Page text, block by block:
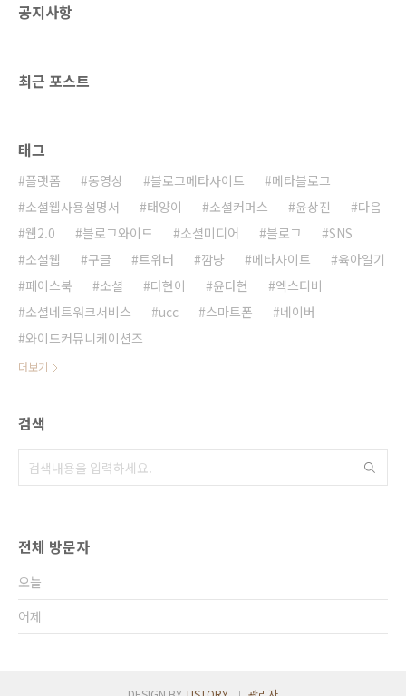
의 메인 화면 변화! 일시적인 것일까? 아니면 다
공지사항
최근 포스트
태그
플랫폼 동영상 블로그메타사이트
메타블로그
소셜웹사용설명서
태양이 소셜커머스 윤상진
다음
웹2.0
블로그와이드 소셜미디어 블로그
SNS
소셜웹
구글 트위터 깜냥 메타사이트
육아일기
페이스북
소셜 다현이 윤다현
엑스티비
소셜네트워크서비스
ucc 스마트폰
네이버
와이드커뮤니케이션즈
더보기
검색
전체 방문자
오늘
어제